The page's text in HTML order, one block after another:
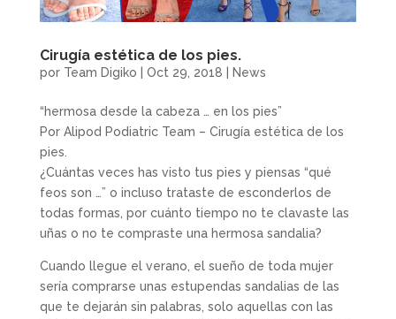
Cirugía estética de los pies.
por Team Digiko Oct 29, 2018 News
“hermosa desde la cabeza … en los pies”
Por Alipod Podiatric Team – Cirugía estética de los
pies.
¿Cuántas veces has visto tus pies y piensas “qué
feos son …” o incluso trataste de esconderlos de
todas formas, por cuánto tiempo no te clavaste las
uñas o no te compraste una hermosa sandalia?
Cuando llegue el verano, el sueño de toda mujer
sería comprarse unas estupendas sandalias de las
que te dejarán sin palabras, solo aquellas con las